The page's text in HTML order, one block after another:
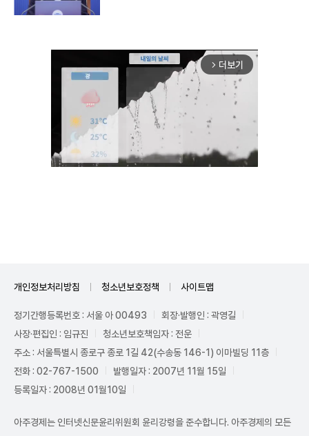
arrow_forward_ios 더보기
개인정보처리방침 청소년보호정책 사이트맵
정기간행등록번호 : 서울 아 00493
회장·발행인 : 곽영길
사장·편집인 : 임규진
청소년보호책임자 : 전운
주소 : 서울특별시 종로구 종로 1길 42(수송동 146-1) 이마빌딩 11층
전화 : 02-767-1500
발행일자 : 2007년 11월 15일
등록일자 : 2008년 01월10일
아주경제는 인터넷신문윤리위원회 윤리강령을 준수합니다. 아주경제의 모든